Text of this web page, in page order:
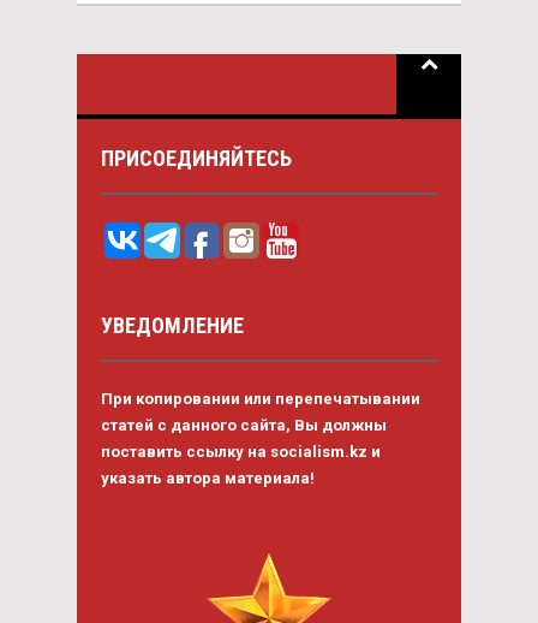
ПРИСОЕДИНЯЙТЕСЬ
УВЕДОМЛЕНИЕ
При копировании или перепечатывании
статей с данного сайта, Вы должны
поставить ссылку на socialism.kz и
указать автора материала!